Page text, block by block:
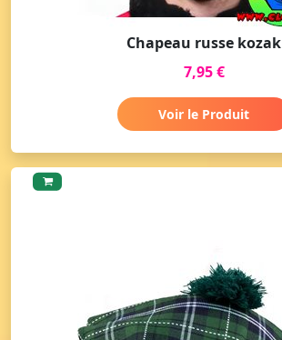
Chapeau russe kozak
7,95 €
Voir le Produit